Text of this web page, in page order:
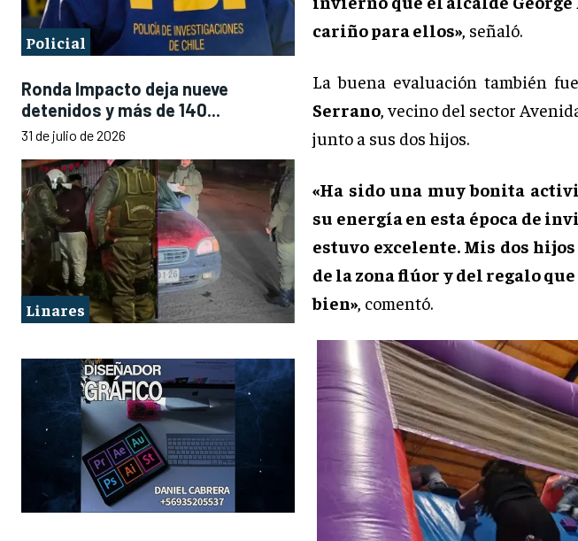
Policial
Ronda Impacto deja nueve
detenidos y más de 140...
31 de julio de 2026
Linares
cariño para ellos» , señaló.
La buena evaluación también
Serrano , vecino del sector
junto a sus dos hijos.
«Ha sido una muy bonita
su energía en esta época de
estuvo excelente. Mis dos
de la zona flúor y del regalo
bien» , comentó.